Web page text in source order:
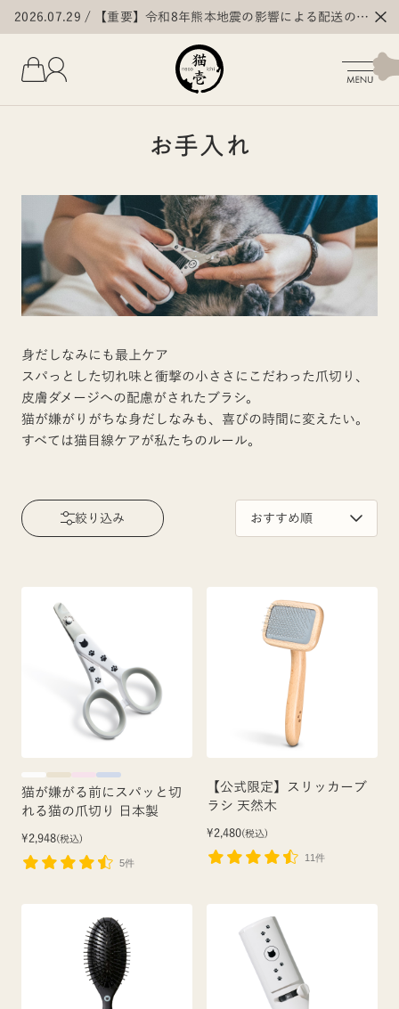
2026.07.29
【重要】令和8年熊本地震の影響による配送の遅
延・停止について
お手入れ
身だしなみにも最上ケア
スパっとした切れ味と衝撃の小ささにこだわった爪切り、
皮膚ダメージへの配慮がされたブラシ。
猫が嫌がりがちな身だしなみも、喜びの時間に変えたい。
すべては猫目線ケアが私たちのルール。
絞り込み
猫が嫌がる前にスパッと切
れる猫の爪切り 日本製
¥2,948(税込)
5件
【公式限定】スリッカーブ
ラシ 天然木
¥2,480(税込)
11件